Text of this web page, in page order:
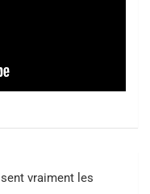
vraiment les